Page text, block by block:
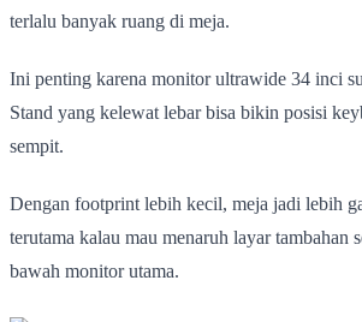
terlalu banyak ruang di meja.
Ini penting karena monitor ultrawide 34 inci
Stand yang kelewat lebar bisa bikin posisi
sempit.
Dengan footprint lebih kecil, meja jadi lebih
terutama kalau mau menaruh layar tambahan
bawah monitor utama.